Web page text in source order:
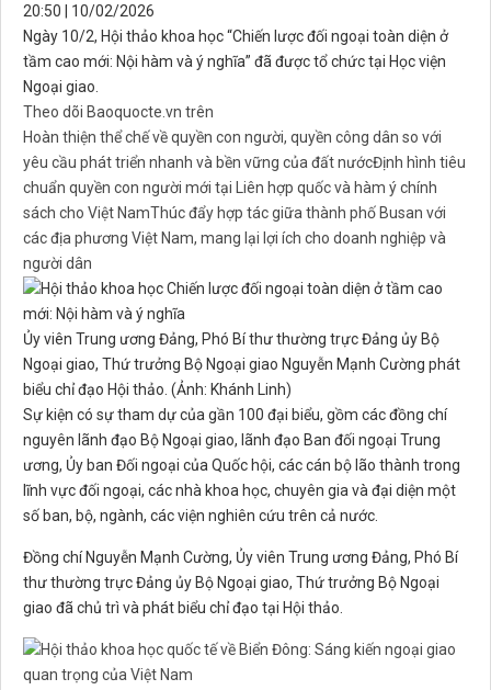
20:50 | 10/02/2026
Ngày 10/2, Hội thảo khoa học “Chiến lược đối ngoại toàn diện ở
tầm cao mới: Nội hàm và ý nghĩa” đã được tổ chức tại Học viện
Ngoại giao.
Theo dõi Baoquocte.vn trên
Hoàn thiện thể chế về quyền con người, quyền công dân so với
yêu cầu phát triển nhanh và bền vững của đất nướcĐịnh hình tiêu
chuẩn quyền con người mới tại Liên hợp quốc và hàm ý chính
sách cho Việt NamThúc đẩy hợp tác giữa thành phố Busan với
các địa phương Việt Nam, mang lại lợi ích cho doanh nghiệp và
người dân
Ủy viên Trung ương Đảng, Phó Bí thư thường trực Đảng ủy Bộ
Ngoại giao, Thứ trưởng Bộ Ngoại giao Nguyễn Mạnh Cường phát
biểu chỉ đạo Hội thảo. (Ảnh: Khánh Linh)
Sự kiện có sự tham dự của gần 100 đại biểu, gồm các đồng chí
nguyên lãnh đạo Bộ Ngoại giao, lãnh đạo Ban đối ngoại Trung
ương, Ủy ban Đối ngoại của Quốc hội, các cán bộ lão thành trong
lĩnh vực đối ngoại, các nhà khoa học, chuyên gia và đại diện một
số ban, bộ, ngành, các viện nghiên cứu trên cả nước.
Đồng chí Nguyễn Mạnh Cường, Ủy viên Trung ương Đảng, Phó Bí
thư thường trực Đảng ủy Bộ Ngoại giao, Thứ trưởng Bộ Ngoại
giao đã chủ trì và phát biểu chỉ đạo tại Hội thảo.